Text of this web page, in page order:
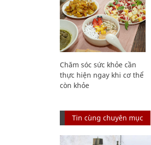
Chăm sóc sức khỏe cần
thực hiện ngay khi cơ thể
còn khỏe
Tin cùng chuyên mục